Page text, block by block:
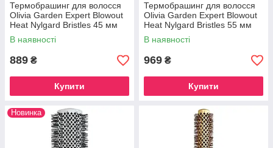
Термобрашинг для волосся
Olivia Garden Expert Blowout
Heat Nylgard Bristles 45 мм
(OGID2180)
В наявності
889 ₴
Купити
Термобрашинг для волосся
Olivia Garden Expert Blowout
Heat Nylgard Bristles 55 мм
(OGID2181)
В наявності
969 ₴
Купити
Новинка